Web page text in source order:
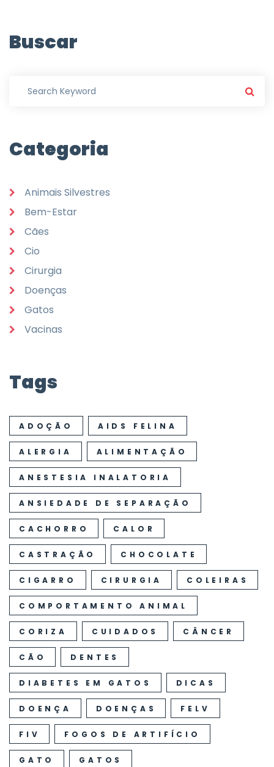
Buscar
Categoria
Animais Silvestres
Bem-Estar
Cães
Cio
Cirurgia
Doenças
Gatos
Vacinas
Tags
ADOÇÃO AIDS FELINA
ALERGIA ALIMENTAÇÃO
ANESTESIA INALATORIA
ANSIEDADE DE SEPARAÇÃO
CACHORRO CALOR
CASTRAÇÃO CHOCOLATE
CIGARRO CIRURGIA COLEIRAS
COMPORTAMENTO ANIMAL
CORIZA CUIDADOS CÂNCER
CÃO DENTES
DIABETES EM GATOS DICAS
DOENÇA DOENÇAS FELV
FIV FOGOS DE ARTIFÍCIO
GATO GATOS